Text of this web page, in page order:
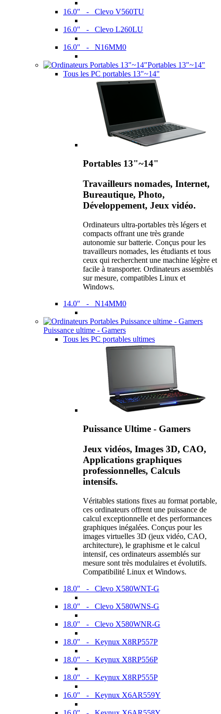
16.0" - Clevo V560TU
16.0" - Clevo L260LU
16.0" - N16MM0
Portables 13"~14"
Tous les PC portables 13"~14"
Portables 13"~14"
Travailleurs nomades, Internet,
Bureautique, Photo,
Développement, Jeux vidéo.
Ordinateurs ultra-portables très légers et
compacts offrant une très grande
autonomie sur batterie. Conçus pour les
travailleurs nomades, les étudiants et tous
ceux qui recherchent une machine légère et
facile à transporter. Ordinateurs assemblés
sur mesure, compatibles Linux et
Windows.
14.0" - N14MM0
Puissance ultime - Gamers
Tous les PC portables ultimes
Puissance Ultime - Gamers
Jeux vidéos, Images 3D, CAO,
Applications graphiques
professionnelles, Calculs
intensifs.
Véritables stations fixes au format portable,
ces ordinateurs offrent une puissance de
calcul exceptionnelle et des performances
graphiques inégalées. Conçus pour les
images virtuelles 3D (jeux vidéo, CAO,
architecture), le graphisme et le calcul
intensif, ces ordinateurs assemblés sur
mesure sont très modulaires et évolutifs.
Compatibilité Linux et Windows.
18.0" - Clevo X580WNT-G
18.0" - Clevo X580WNS-G
18.0" - Clevo X580WNR-G
18.0" - Keynux X8RP557P
18.0" - Keynux X8RP556P
18.0" - Keynux X8RP555P
16.0" - Keynux X6AR559Y